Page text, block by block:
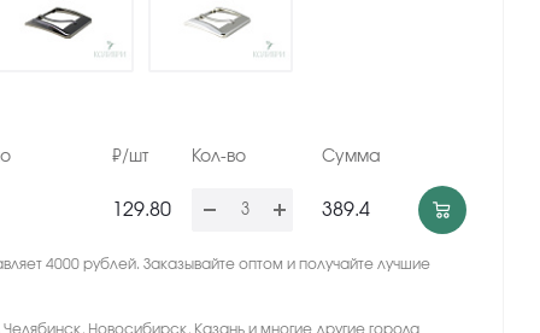
₽/шт Кол-во Сумма
129.80 389.4
4000 рублей. Заказывайте оптом и получайте лучшие
Новосибирск, Казань и многие другие города